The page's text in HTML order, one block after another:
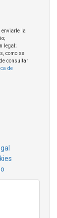
enviarle la
legal;
como se
consultar
de